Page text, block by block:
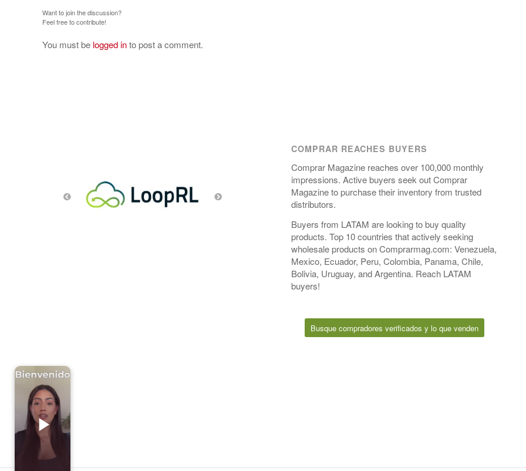
Want to join the discussion?
Feel free to contribute!
You must be logged into post a comment.
COMPRAR REACHES BUYERS
Comprar Magazine reaches over 100,000 monthly
impressions. Active buyers seek out Comprar
Magazine to purchase their inventory from trusted
distributors.
Buyers from LATAM are looking to buy quality
products. Top 10 countries that actively seeking
wholesale products on Comprarmag.com: Venezuela,
Mexico, Ecuador, Peru, Colombia, Panama, Chile,
Bolivia, Uruguay, and Argentina. Reach LATAM
buyers!
Busque compradores verificados y lo que venden